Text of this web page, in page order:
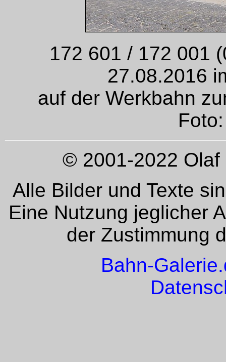
172 601 / 172 001
27.08.2016
auf der Werkbahn
© 2001-2022 Olaf
Alle Bilder und Texte
Eine Nutzung jeglicher
der Zustimmung
Bahn-